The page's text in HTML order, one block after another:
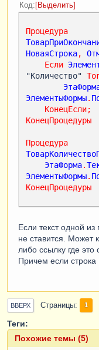
Код Выделить
Процедура
НоваяСтрока,
Если
"Количество"
ЭлементыФормы.
КонецЕсли;
КонецПроцедуры
Процедура
ЭтаФорма.
ЭлементыФормы.
КонецПроцедуры
Если текст одной
не ставится. Может
либо ссылку где это
Причем если строка
ВВЕРХ Страницы 1
Теги:
Похожие темы (5)